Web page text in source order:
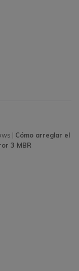
| Cómo arreglar el
3 MBR